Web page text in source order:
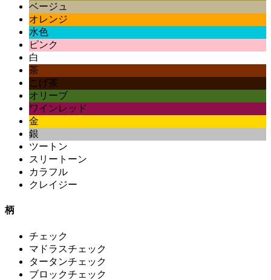
ベージュ
オレンジ
水色
ピンク
白
茶
こげ茶
オリーブ
ワインレッド
金
銀
ツートン
スリートーン
カラフル
クレイジー
柄
チェック
マドラスチェック
タータンチェック
ブロックチェック